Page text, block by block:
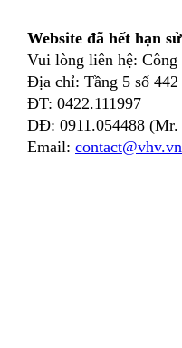
Website đã hết hạn
Vui lòng liên hệ:
Địa chỉ: Tầng 5 số
ĐT: 0422.111997
DĐ: 0911.054488
Email: contact@vhv.vn